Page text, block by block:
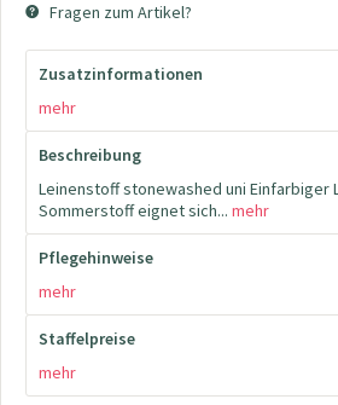
Fragen zum Artikel?
Zusatzinformationen
mehr
Beschreibung
Leinenstoff stonewashed uni Einfarbiger
Sommerstoff eignet sich... mehr
Pflegehinweise
mehr
Staffelpreise
mehr